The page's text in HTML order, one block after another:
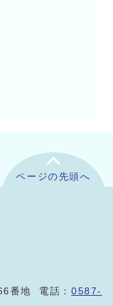
ページの先頭へ
番地 電話：0587-